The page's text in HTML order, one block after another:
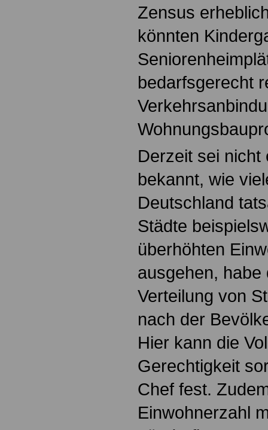
Zensus
könnten
bedarfsgerecht
Derzeit sei nicht
bekannt, wie
Deutschland
Städte
überhöhten
ausgehen,
Verteilung von
nach der
Hier kann die
Gerechtigkeit
Chef fest.
Einwohnerzahl